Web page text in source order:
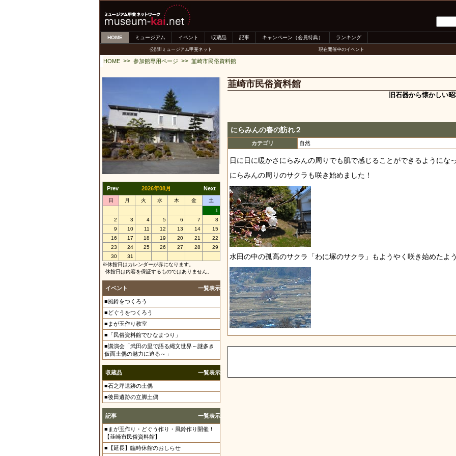
HOME ミュージアム イベント 収蔵品 記事 キャンペーン（会員特典） ランキング
公開!!ミュージアム甲斐ネット 現在開催中のイベント
HOME >> 参加館専用ページ >> 韮崎市民俗資料館
Prev 2026年08月 Next
日 月 火 水 木 金
土
1
2
3 4 5 6 7
8
9
10 11 12 13 14
15
16
17 18 19 20 21
22
23
24 25 26 27 28
29
30
31
※休館日はカレンダーが赤になります。
休館日は内容を保証するものではありません。
イベント 一覧表示
■風鈴をつくろう
■どぐうをつくろう
■まが玉作り教室
■「民俗資料館でひなまつり」
■講演会「武田の里で語る縄文世界～謎多き
仮面土偶の魅力に迫る～」
収蔵品 一覧表示
■石之坪遺跡の土偶
■後田遺跡の立脚土偶
記事 一覧表示
■まが玉作り・どぐう作り・風鈴作り開催！
【韮崎市民俗資料館】
■【延長】臨時休館のおしらせ
韮崎市民俗資料館
旧石器から懐かしい
にらみんの春の訪れ２
カテゴリ 自然
日に日に暖かさにらみんの周りでも肌で感じることができるようにな
にらみんの周りのサクラも咲き始めました！
水田の中の孤高のサクラ「わに塚のサクラ」もようやく咲き始めたよ